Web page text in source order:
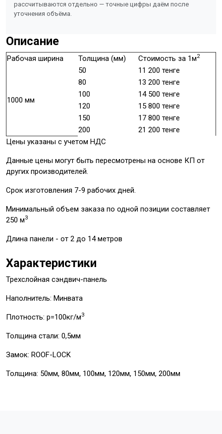
рассчитываются отдельно — точные цифры даём после
уточнения объёма.
Описание
Рабочая ширина Толщина (мм) Стоимость за 1м2
1000 мм
50
11 200 тенге
80
13 200 тенге
100
14 500 тенге
120
15 800 тенге
150
17 800 тенге
200
21 200 тенге
Цены указаны с учетом НДС
Данные цены могут быть пересмотрены на основе КП от
других производителей.
Срок изготовления 7-9 рабочих дней.
Минимальный объем заказа по одной позиции составляет
250 м3
Длина панели - от 2 до 14 метров
Характеристики
Трехслойная сэндвич-панель
Наполнитель: Минвата
Плотность: p=100кг/м3
Толщина стали: 0,5мм
Замок: ROOF-LOCK
Толщина: 50мм, 80мм, 100мм, 120мм, 150мм, 200мм